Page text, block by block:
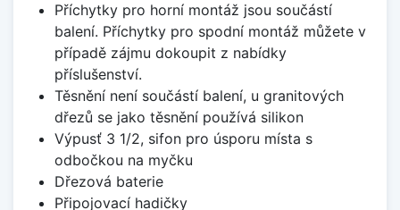
Příchytky pro horní montáž jsou součástí
balení. Příchytky pro spodní montáž můžete v
případě zájmu dokoupit z nabídky
příslušenství.
Těsnění není součástí balení, u granitových
dřezů se jako těsnění používá silikon
Výpusť 3 1/2, sifon pro úsporu místa s
odbočkou na myčku
Dřezová baterie
Připojovací hadičky